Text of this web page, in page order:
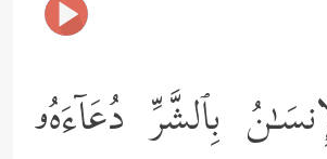
بِٱلشَّرِّ دُعَاۤءَهُۥ